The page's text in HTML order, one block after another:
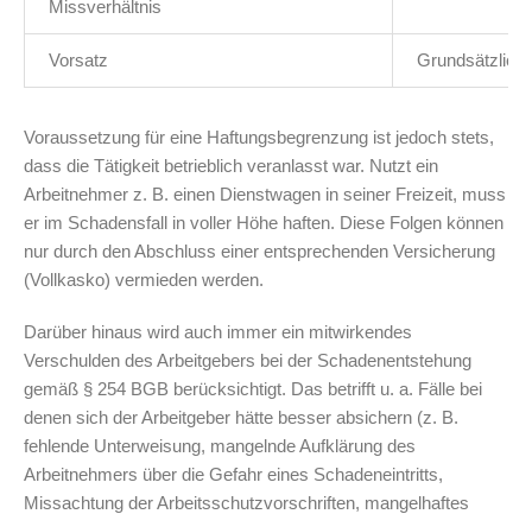
Missverhältnis
Vorsatz Grundsätzlich
Voraussetzung für eine Haftungsbegrenzung ist jedoch stets,
dass die Tätigkeit betrieblich veranlasst war. Nutzt ein
Arbeitnehmer z. B. einen Dienstwagen in seiner Freizeit, muss
er im Schadensfall in voller Höhe haften. Diese Folgen können
nur durch den Abschluss einer entsprechenden Versicherung
(Vollkasko) vermieden werden.
Darüber hinaus wird auch immer ein mitwirkendes
Verschulden des Arbeitgebers bei der Schadenentstehung
gemäß § 254 BGB berücksichtigt. Das betrifft u. a. Fälle bei
denen sich der Arbeitgeber hätte besser absichern (z. B.
fehlende Unterweisung, mangelnde Aufklärung des
Arbeitnehmers über die Gefahr eines Schadeneintritts,
Missachtung der Arbeitsschutzvorschriften, mangelhaftes